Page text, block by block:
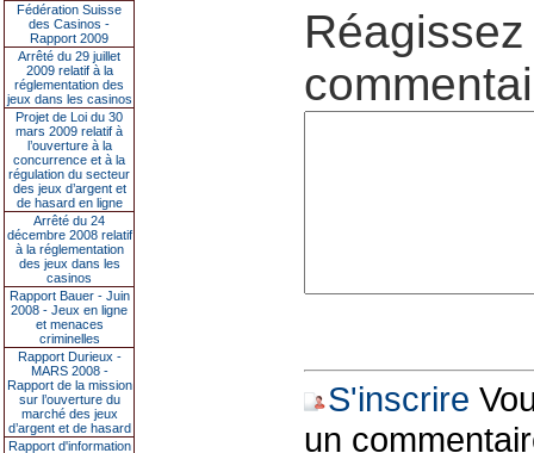
Fédération Suisse
des Casinos -
Rapport 2009
Arrêté du 29 juillet
2009 relatif à la
réglementation des
jeux dans les casinos
Projet de Loi du 30
mars 2009 relatif à
l’ouverture à la
concurrence et à la
régulation du secteur
des jeux d’argent et
de hasard en ligne
Arrêté du 24
décembre 2008 relatif
à la réglementation
des jeux dans les
casinos
Rapport Bauer - Juin
2008 - Jeux en ligne
et menaces
criminelles
Rapport Durieux -
MARS 2008 -
Rapport de la mission
sur l’ouverture du
marché des jeux
d’argent et de hasard
Rapport d'information
S'inscrire
un